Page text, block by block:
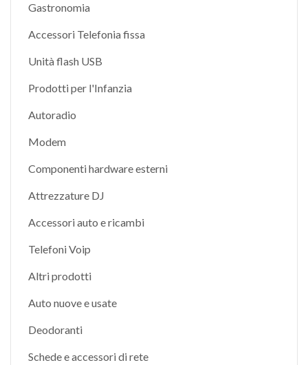
Gastronomia
Accessori Telefonia fissa
Unità flash USB
Prodotti per l'Infanzia
Autoradio
Modem
Componenti hardware esterni
Attrezzature DJ
Accessori auto e ricambi
Telefoni Voip
Altri prodotti
Auto nuove e usate
Deodoranti
Schede e accessori di rete